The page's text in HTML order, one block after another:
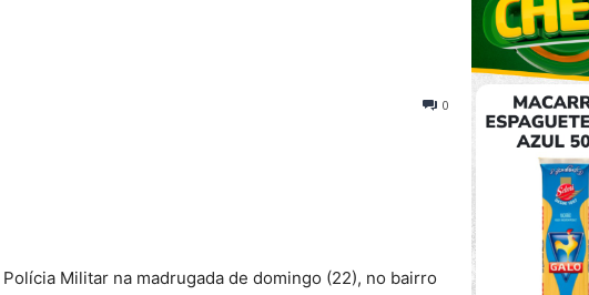
0
Militar na madrugada de domingo (22), no bairro